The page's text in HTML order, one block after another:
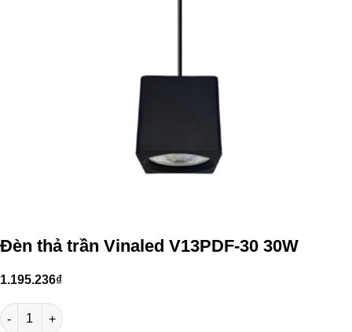
Đèn thả trần Vinaled V13PDF-30 30W
1.195.236₫
Đèn thả trần Vinaled V13PDF-30 30W số lượng